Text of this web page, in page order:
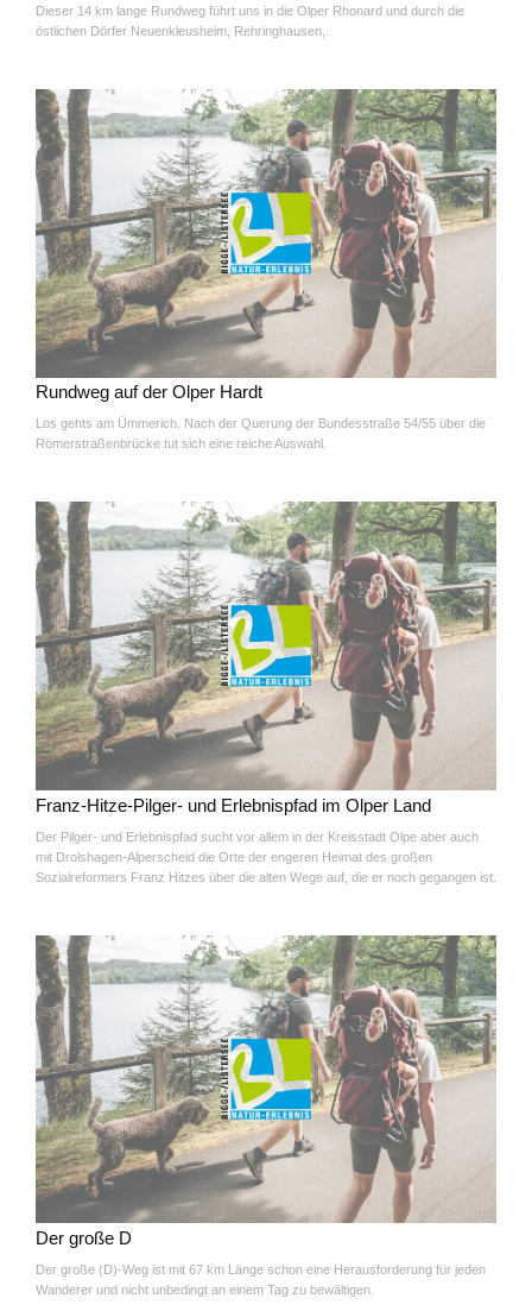
Dieser 14 km lange Rundweg führt uns in die Olper Rhonard und durch die
östlichen Dörfer Neuenkleusheim, Rehringhausen,.
Rundweg auf der Olper Hardt
Los gehts am Ümmerich. Nach der Querung der Bundesstraße 54/55 über die
Römerstraßenbrücke tut sich eine reiche Auswahl.
Franz-Hitze-Pilger- und Erlebnispfad im Olper Land
Der Pilger- und Erlebnispfad sucht vor allem in der Kreisstadt Olpe aber auch
mit Drolshagen-Alperscheid die Orte der engeren Heimat des großen
Sozialreformers Franz Hitzes über die alten Wege auf, die er noch gegangen ist.
Der große D
Der große (D)-Weg ist mit 67 km Länge schon eine Herausforderung für jeden
Wanderer und nicht unbedingt an einem Tag zu bewältigen.